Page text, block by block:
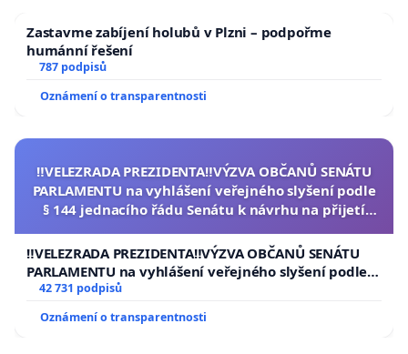
Zastavme zabíjení holubů v Plzni – podpořme
humánní řešení
787 podpisů
Oznámení o transparentnosti
‼️VELEZRADA PREZIDENTA‼️VÝZVA OBČANŮ SENÁTU
PARLAMENTU na vyhlášení veřejného slyšení podle
§ 144 jednacího řádu Senátu k návrhu na přijetí
republiky
‼️VELEZRADA PREZIDENTA‼️VÝZVA OBČANŮ SENÁTU
PARLAMENTU na vyhlášení veřejného slyšení podle §
144 jednacího řádu Senátu k návrhu na přijetí
republiky
42 731 podpisů
Oznámení o transparentnosti